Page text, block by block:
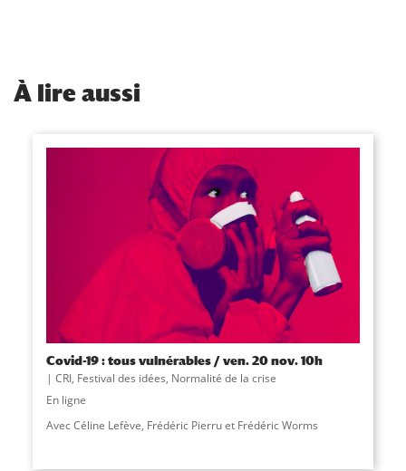
À lire aussi
Covid-19 : tous vulnérables / ven. 20 nov. 10h
CRI, Festival des idées, Normalité de la crise
En ligne
Avec Céline Lefève, Frédéric Pierru et Frédéric Worms